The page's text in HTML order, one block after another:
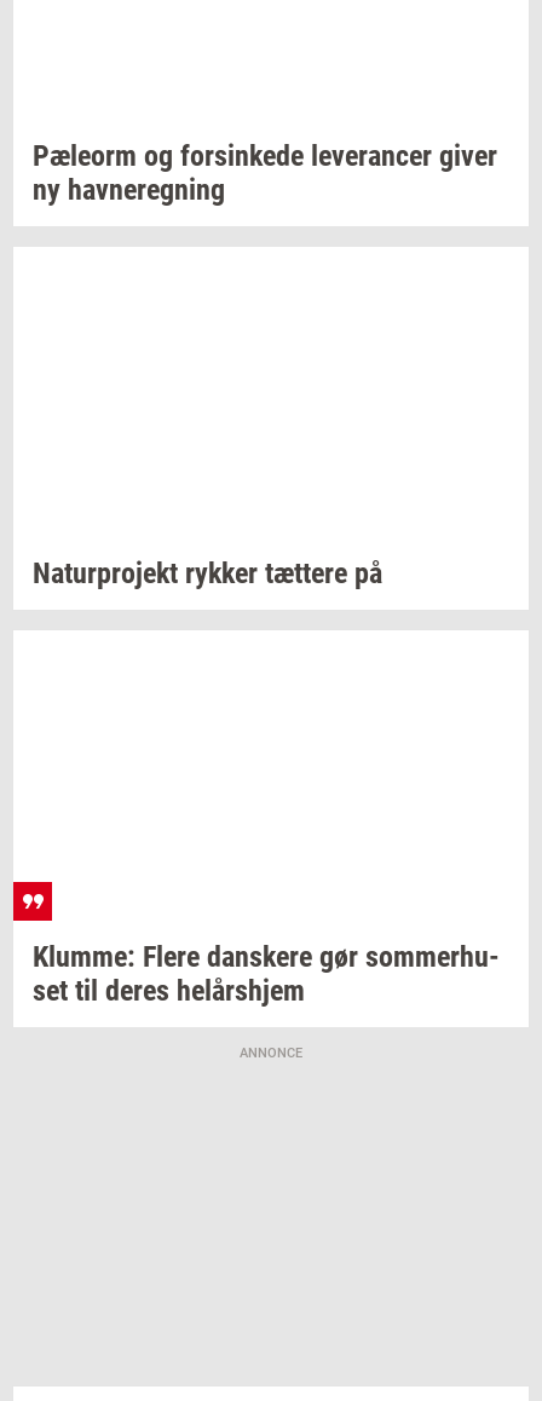
Pæle­orm og for­sin­ke­de le­ve­ran­cer giver
ny hav­ne­reg­ning
Na­tur­pro­jekt ryk­ker tæt­te­re på
Klum­me: Flere dan­ske­re gør som­mer­hu­
set til deres helårs­hjem
ANNONCE